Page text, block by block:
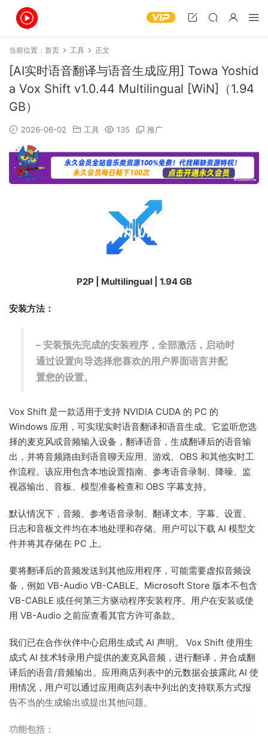
当前位置： 首页 工具 正文
[AI实时语音翻译与语音生成应用] Towa Yoshid
a Vox Shift v1.0.44 Multilingual [WiN]（1.94
GB）
2026-06-02 工具 135 推广
P2P | Multilingual | 1.94 GB
安装方法：
– 安装预先完成的安装程序，全部激活，启动时
通过设置向导选择您喜欢的用户界面语言并配
置您的设置。
Vox Shift 是一款适用于支持 NVIDIA CUDA 的 PC 的
Windows 应用，可实现实时语音翻译和语音生成。它监听您选
择的麦克风或音频输入设备，翻译语音，生成翻译后的语音输
出，并将音频路由到语音聊天应用、游戏、OBS 和其他实时工
作流程。该应用包含本地设置指南、参考语音录制、降噪、监
视器输出、音板、模型准备检查和 OBS 字幕支持。
默认情况下，音频、参考语音录制、翻译文本、字幕、设置、
日志和音板文件均在本地处理和存储。用户可以下载 AI 模型文
件并将其存储在 PC 上。
要将翻译后的音频发送到其他应用程序，可能需要虚拟音频设
备，例如 VB-Audio VB-CABLE。Microsoft Store 版本不包含
VB-CABLE 或任何第三方驱动程序安装程序。用户在安装或使
用 VB-Audio 之前应查看其官方许可条款。
我们已在合作伙伴中心启用生成式 AI 声明。 Vox Shift 使用生
成式 AI 技术转录用户提供的麦克风音频，进行翻译，并合成翻
译后的语音/音频输出。应用商店列表中的元数据会披露此 AI 使
用情况，用户可以通过应用商店列表中列出的支持联系方式报
告不当的生成输出或提出其他问题。
功能包括：